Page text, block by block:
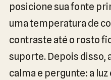
posicione sua fonte
uma temperatura de
contraste até o rosto
suporte. Depois disso,
calma e pergunte: a luz